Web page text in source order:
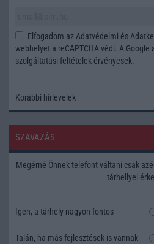
Elfogadom az Adatvédelmi és
webhelyet a reCAPTCHA védi. A Google
szolgáltatási feltételek érvényesek.
Korábbi hírlevelek
SZAVAZÁS
Megérné Önnek telefont váltani csak
tárhellyel
Igen, a tárhely nagyon fontos
Talán, ha más fejlesztések is vannak